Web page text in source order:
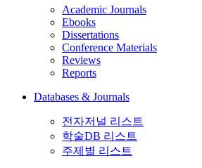
Academic Journals
Ebooks
Dissertations
Conference Materials
Reviews
Reports
Databases & Journals
전자저널 리스트
학술DB 리스트
주제별 리스트